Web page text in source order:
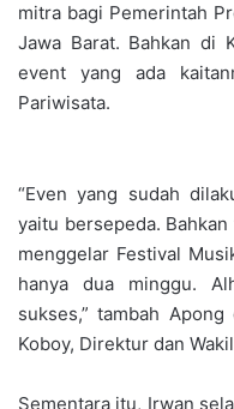
mitra bagi Pemerintah
Jawa Barat. Bahkan di
event yang ada
Pariwisata.
“Even yang sudah
yaitu bersepeda.
menggelar Festival
hanya dua minggu.
sukses,” tambah
Koboy, Direktur dan
Sementara itu, Irwan